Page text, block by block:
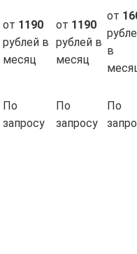
от 1190
рублей в
месяц
от 1190
рублей в
месяц
от
в
По
запросу
По
запросу
По